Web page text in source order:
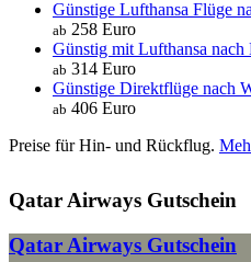
Günstige Lufthansa Flüge
ab 258 Euro
Günstig mit Lufthansa
ab 314 Euro
Günstige Direktflüge nach
ab 406 Euro
Preise für Hin- und Rückflug.
Qatar Airways Gutschein
Qatar Airways Gutschein